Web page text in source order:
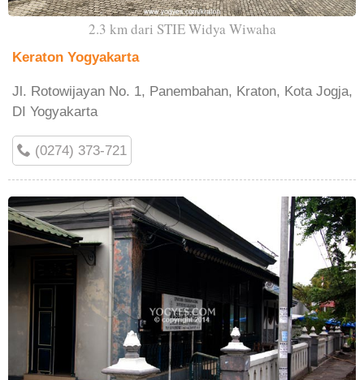
2.3 km dari STIE Widya Wiwaha
Keraton Yogyakarta
Jl. Rotowijayan No. 1, Panembahan, Kraton, Kota Jogja,
DI Yogyakarta
(0274) 373-721